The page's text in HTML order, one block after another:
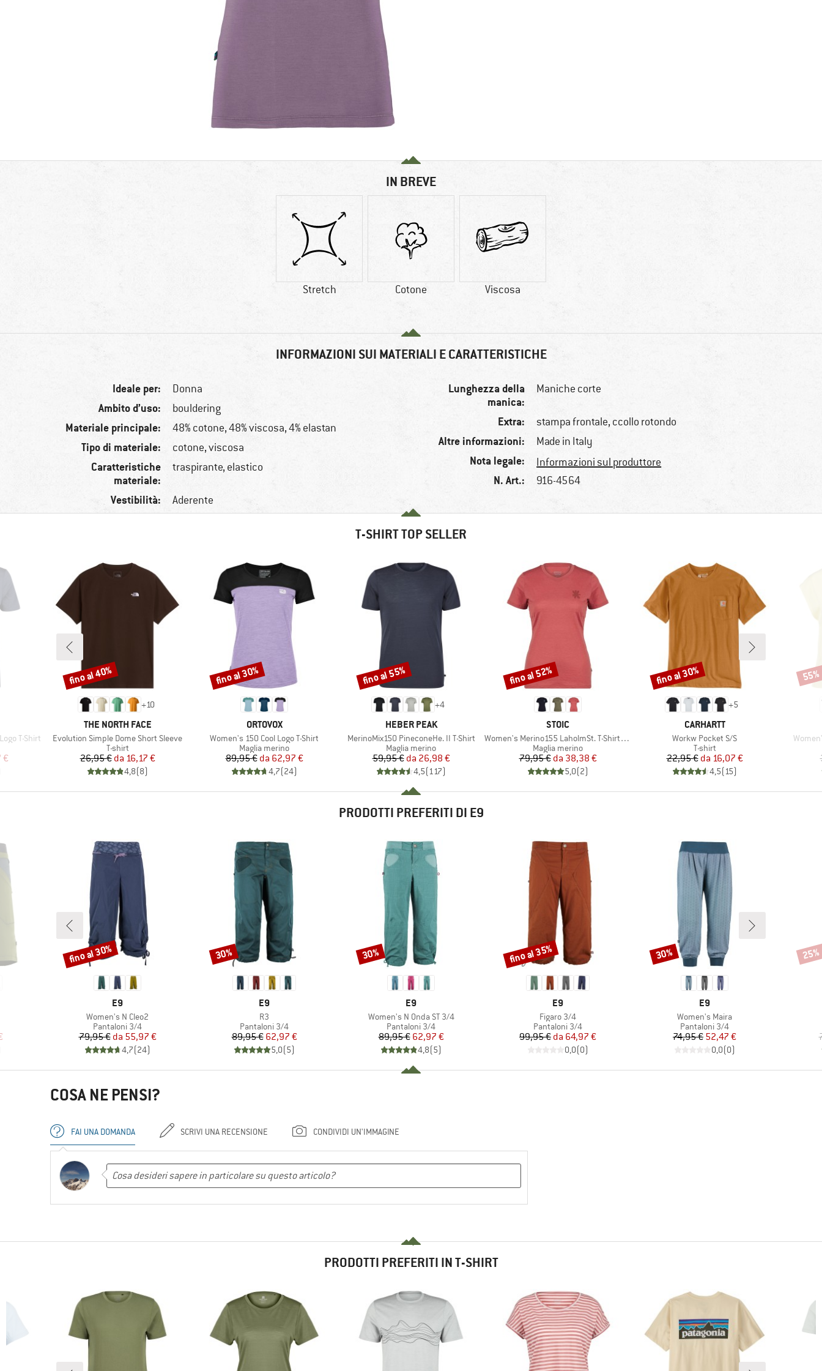
IN BREVE
Stretch Cotone Viscosa
INFORMAZIONI SUI MATERIALI E CARATTERISTICHE
Ideale per: Donna
Ambito d’uso: bouldering
Materiale principale: 48% cotone, 48% viscosa, 4% elastan
Tipo di materiale: cotone, viscosa
Caratteristiche
materiale:
traspirante, elastico
Vestibilità: Aderente
Lunghezza della
manica:
Maniche corte
Extra: stampa frontale, ccollo rotondo
Altre informazioni: Made in Italy
Nota legale: Informazioni sul produttore
N. Art.: 916-4564
T-SHIRT TOP SELLER
T-Shirt
€
+10
MARCHIO
THE NORTH FACE
Articolo
Evolution Simple Dome Short Sleeve
Gruppo di prodotti
T-shirt
Prezzo
26,95 € Prezzo ridotto
da 16,17 €
4,8(8)
Sconto
fino al 40%
MARCHIO
ORTOVOX
Articolo
Women's 150 Cool Logo T-Shirt
Gruppo di prodotti
Maglia merino
Prezzo
89,95 € Prezzo ridotto
da 62,97 €
4,7(24)
Sconto
fino al 30%
+4
MARCHIO
HEBER PEAK
Articolo
MerinoMix150 PineconeHe. II T-Shirt
Gruppo di prodotti
Maglia merino
Prezzo
59,95 € Prezzo ridotto
da 26,98 €
4,5(117)
Sconto
fino al 55%
MARCHIO
STOIC
Articolo
Women's Merino155 LaholmSt. T-Shirt Daisy Flower
Gruppo di prodotti
Maglia merino
Prezzo
79,95 € Prezzo ridotto
da 38,38 €
5,0(2)
Sconto
fino al 52%
+5
MARCHIO
CARHARTT
Articolo
Workw Pocket S/S
Gruppo di prodotti
T-shirt
Prezzo
22,95 € Prezzo ridotto
da 16,07 €
4,5(15)
Sconto
fino al 30%
Articolo
55%
PRODOTTI PREFERITI DI E9
MARCHIO
E9
Articolo
Women's N Cleo2
Gruppo di prodotti
Pantaloni 3/4
Prezzo
79,95 € Prezzo ridotto
da 55,97 €
4,7(24)
Sconto
fino al 30%
MARCHIO
E9
Articolo
R3
Gruppo di prodotti
Pantaloni 3/4
Prezzo
89,95 €Prezzo ridotto
62,97 €
5,0(5)
Sconto
30%
MARCHIO
E9
Articolo
Women's N Onda ST 3/4
Gruppo di prodotti
Pantaloni 3/4
Prezzo
89,95 €Prezzo ridotto
62,97 €
4,8(5)
Sconto
30%
MARCHIO
E9
Articolo
Figaro 3/4
Gruppo di prodotti
Pantaloni 3/4
Prezzo
99,95 € Prezzo ridotto
da 64,97 €
0,0(0)
Sconto
fino al 35%
MARCHIO
E9
Articolo
Women's Maira
Gruppo di prodotti
Pantaloni 3/4
Prezzo
74,95 € Prezzo ridotto
52,47 €
0,0(0)
Sconto
30% 25%
COSA NE PENSI?
FAI UNA DOMANDA SCRIVI UNA RECENSIONE CONDIVIDI UN'IMMAGINE
PRODOTTI PREFERITI IN T-SHIRT